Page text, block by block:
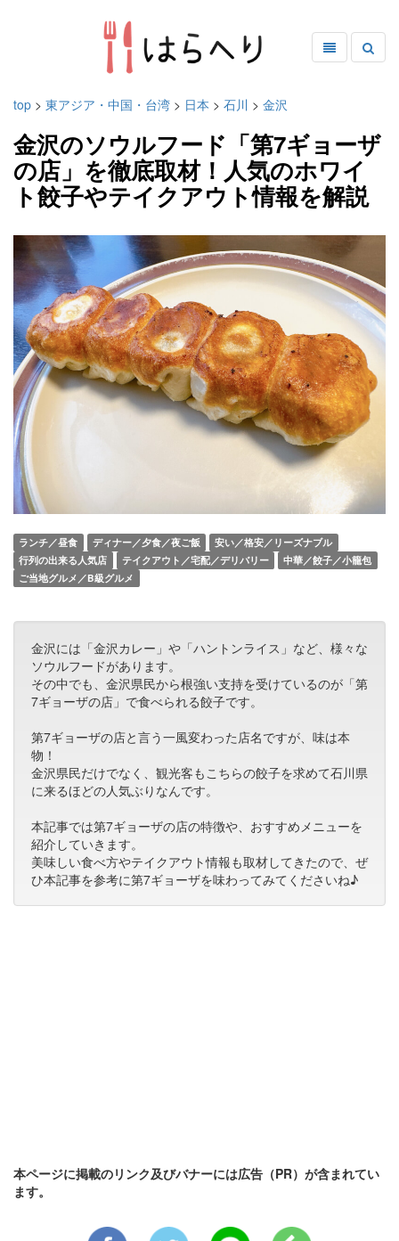
top > 東アジア・中国・台湾 > 日本 > 石川 > 金沢
金沢のソウルフード「第7ギョーザ
の店」を徹底取材！人気のホワイ
ト餃子やテイクアウト情報を解説
ランチ／昼食 ディナー／夕食／夜ご飯
安い／格安／リーズナブル
行列の出来る人気店
テイクアウト／宅配／デリバリー
中華／餃子／小籠包
ご当地グルメ／B級グルメ
金沢には「金沢カレー」や「ハントンライス」など、様々な
ソウルフードがあります。
その中でも、金沢県民から根強い支持を受けているのが「第
7ギョーザの店」で食べられる餃子です。
第7ギョーザの店と言う一風変わった店名ですが、味は本
物！
金沢県民だけでなく、観光客もこちらの餃子を求めて石川県
に来るほどの人気ぶりなんです。
本記事では第7ギョーザの店の特徴や、おすすめメニューを
紹介していきます。
美味しい食べ方やテイクアウト情報も取材してきたので、ぜ
ひ本記事を参考に第7ギョーザを味わってみてくださいね♪
本ページに掲載のリンク及びバナーには広告（PR）が含まれてい
ます。